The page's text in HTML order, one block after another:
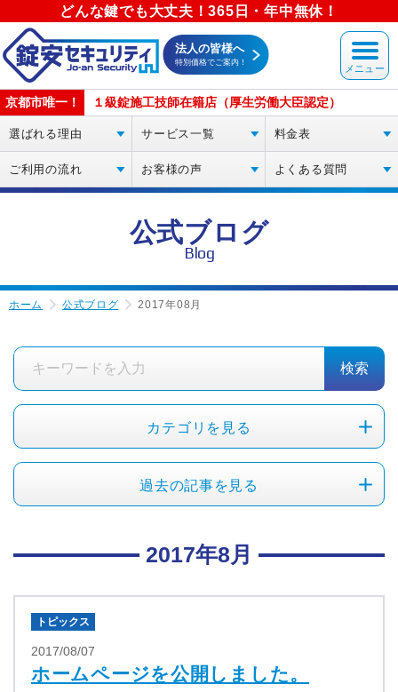
どんな鍵でも大丈夫！365日・年中無休！
法人の皆様へ
特別価格でご案内！
京都市唯一！ １級錠施工技師在籍店（厚生労働大臣認定）
選ばれる理由 サービス一覧 料金表
ご利用の流れ お客様の声 よくある質問
公式ブログ
Blog
ホーム 公式ブログ 2017年08月
検索
カテゴリを見る
過去の記事を見る
2017年8月
トピックス
2017/08/07
ホームページを公開しました。